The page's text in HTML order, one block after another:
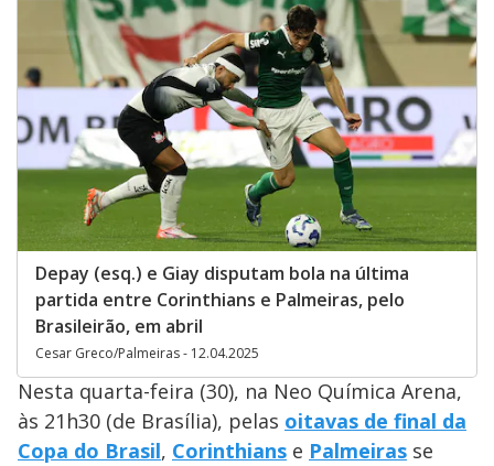
Depay (esq.) e Giay disputam bola na última
partida entre Corinthians e Palmeiras, pelo
Brasileirão, em abril
Cesar Greco/Palmeiras - 12.04.2025
Nesta quarta-feira (30), na Neo Química Arena,
às 21h30 (de Brasília), pelas oitavas de final da
Copa do Brasil, Corinthians e Palmeiras se